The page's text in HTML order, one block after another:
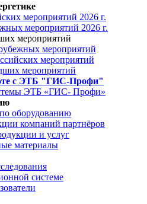
мероприятий 2026 г.
мероприятий 2026 г.
мероприятий
мероприятий
мероприятий
мероприятий
с ЭТБ "ГИС-Профи"
ЭТБ «ГИС- Профи»
оборудованию
компаний партнёров
и услуг
материалы
системе